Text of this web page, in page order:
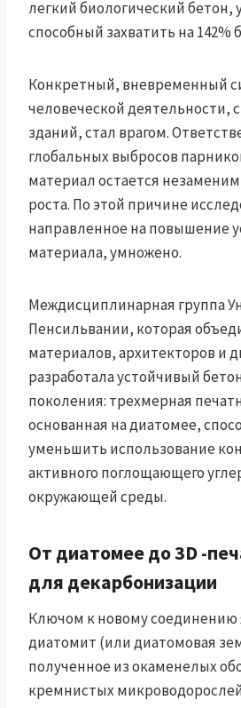
легкий биологический бетон,
способный захватить на 142%
Конкретный, вневременный
человеческой деятельности,
зданий, стал врагом.
глобальных выбросов
материал остается
роста. По этой причине
направленное на повышение
материала, умножено.
Междисциплинарная группа
Пенсильвании, которая
материалов, архитекторов и
разработала устойчивый
поколения: трехмерная
основанная на диатомее,
уменьшить использование
активного поглощающего
окружающей среды.
От диатомее до 3D -
для декарбонизации
Ключом к новому соединению
диатомит (или диатомовая
полученное из окаменелых
кремнистых